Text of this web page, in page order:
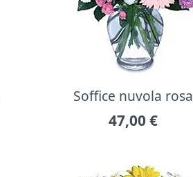
Soffice nuvola rosa
47,00 €